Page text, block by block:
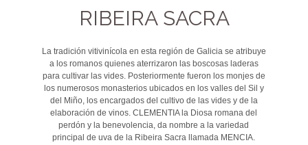
RIBEIRA SACRA
La tradición vitivinícola en esta región de Galicia se atribuye
a los romanos quienes aterrizaron las boscosas laderas
para cultivar las vides. Posteriormente fueron los monjes de
los numerosos monasterios ubicados en los valles del Sil y
del Miño, los encargados del cultivo de las vides y de la
elaboración de vinos. CLEMENTIA la Diosa romana del
perdón y la benevolencia, da nombre a la variedad
principal de uva de la Ribeira Sacra llamada MENCIA.